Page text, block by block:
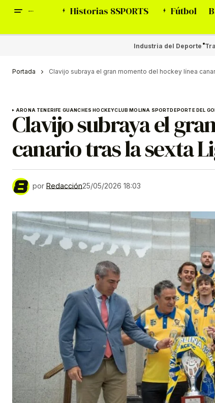
Historias 8SPORTS Fútbol
Industria del Deporte
Portada Clavijo subraya el gran momento del hockey línea
ARONA TENERIFE GUANCHES HOCKEYCLUB MOLINA SPORTDEPORTE DEL
Clavijo subraya el
canario tras la sexta
por Redacción25/05/2026 18:03